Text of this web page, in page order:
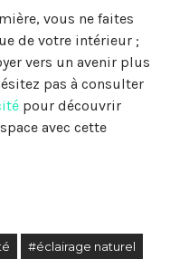
vous ne faites
de votre intérieur ;
vers un avenir plus
pas à consulter
pour découvrir
avec cette
#éclairage naturel